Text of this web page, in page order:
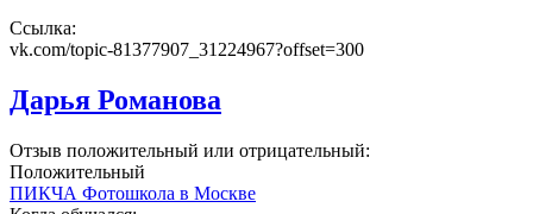
Ссылка:
vk.com/topic-81377907_31224967?offset=300
Дарья Романова
Отзыв положительный или отрицательный:
Положительный
ПИКЧА Фотошкола в Москве